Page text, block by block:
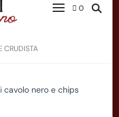
CRUDISTA
0
cavolo nero e chips